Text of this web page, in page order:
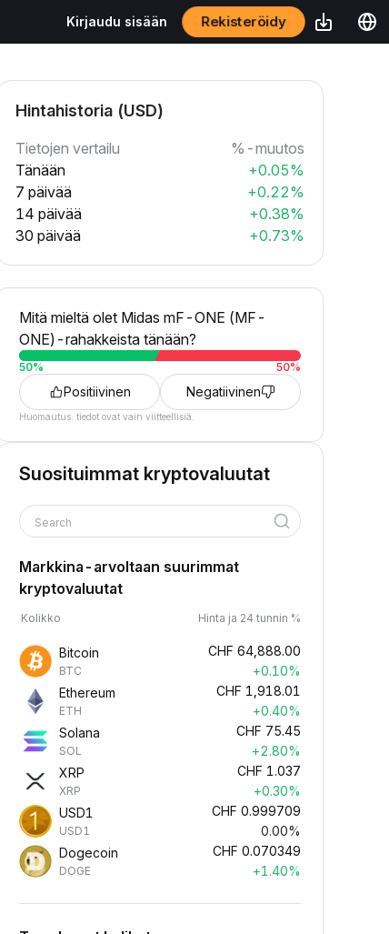
Kirjaudu sisään Rekisteröidy
Hintahistoria (USD)
Tietojen vertailu
%-muutos
Tänään
+0.05%
7 päivää
+0.22%
14 päivää
+0.38%
30 päivää
+0.73%
Mitä mieltä olet Midas mF-ONE (MF-
ONE)-rahakkeista tänään?
50% 50%
Positiivinen Negatiivinen
Huomautus: tiedot ovat vain viitteellisiä.
Suosituimmat kryptovaluutat
Search
Markkina-arvoltaan suurimmat
kryptovaluutat
Kolikko Hinta ja 24 tunnin %
Bitcoin
BTC
CHF 64,888.00
+0.10%
Ethereum
ETH
CHF 1,918.01
+0.40%
Solana
SOL
CHF 75.45
+2.80%
XRP
XRP
CHF 1.037
+0.30%
USD1
USD1
CHF 0.999709
0.00%
Dogecoin
DOGE
CHF 0.070349
+1.40%